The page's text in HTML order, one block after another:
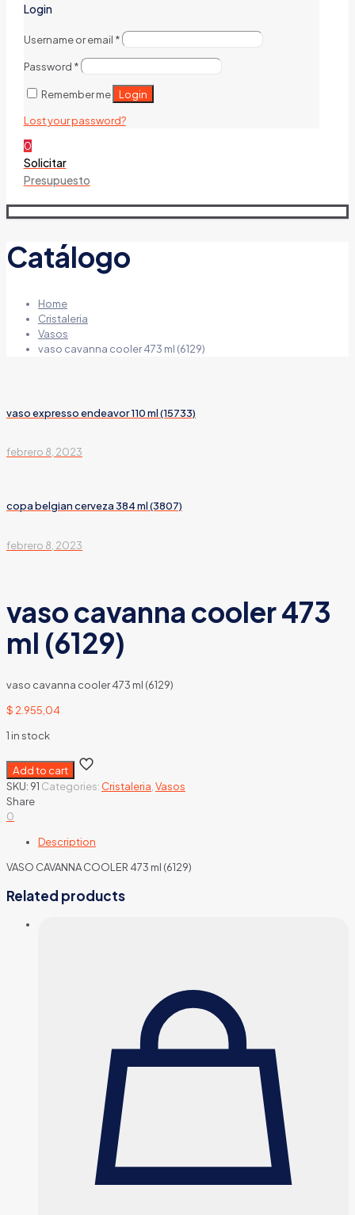
Login
Username or email *
Password *
Remember me Login
Lost your password?
0
Solicitar
Presupuesto
Catálogo
Home
Cristaleria
Vasos
vaso cavanna cooler 473 ml (6129)
vaso expresso endeavor 110 ml (15733)
febrero 8, 2023
copa belgian cerveza 384 ml (3807)
febrero 8, 2023
vaso cavanna cooler 473
ml (6129)
vaso cavanna cooler 473 ml (6129)
$ 2.955,04
1 in stock
Add to cart
SKU: 91 Categories: Cristaleria Vasos
Share
0
Description
VASO CAVANNA COOLER 473 ml (6129)
Related products